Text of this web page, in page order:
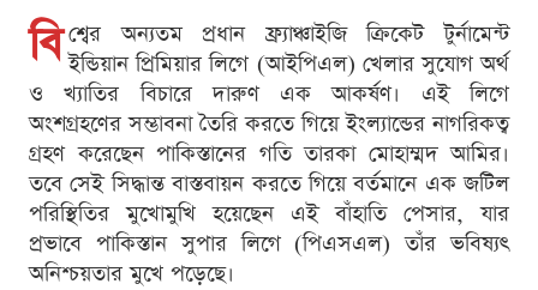
বি শ্বের অন্যতম প্রধান ফ্র্যাঞ্চাইজি ক্রিকেট টুর্নামেন্ট
ইন্ডিয়ান প্রিমিয়ার লিগে (আইপিএল) খেলার সুযোগ অর্থ
ও খ্যাতির বিচারে দারুণ এক আকর্ষণ। এই লিগে
অংশগ্রহণের সম্ভাবনা তৈরি করতে গিয়ে ইংল্যান্ডের নাগরিকত্ব
গ্রহণ করেছেন পাকিস্তানের গতি তারকা মোহাম্মদ আমির।
তবে সেই সিদ্ধান্ত বাস্তবায়ন করতে গিয়ে বর্তমানে এক জটিল
পরিস্থিতির মুখোমুখি হয়েছেন এই বাঁহাতি পেসার, যার
প্রভাবে পাকিস্তান সুপার লিগে (পিএসএল) তাঁর ভবিষ্যৎ
অনিশ্চয়তার মুখে পড়েছে।